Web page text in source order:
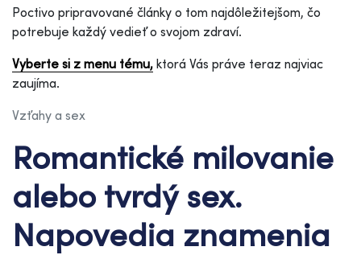
Poctivo pripravované články o tom najdôležitejšom, čo
potrebuje každý vedieť o svojom zdraví.
Vyberte si z menu tému, ktorá Vás práve teraz najviac
zaujíma.
Vzťahy a sex
Romantické milovanie
alebo tvrdý sex.
Napovedia znamenia